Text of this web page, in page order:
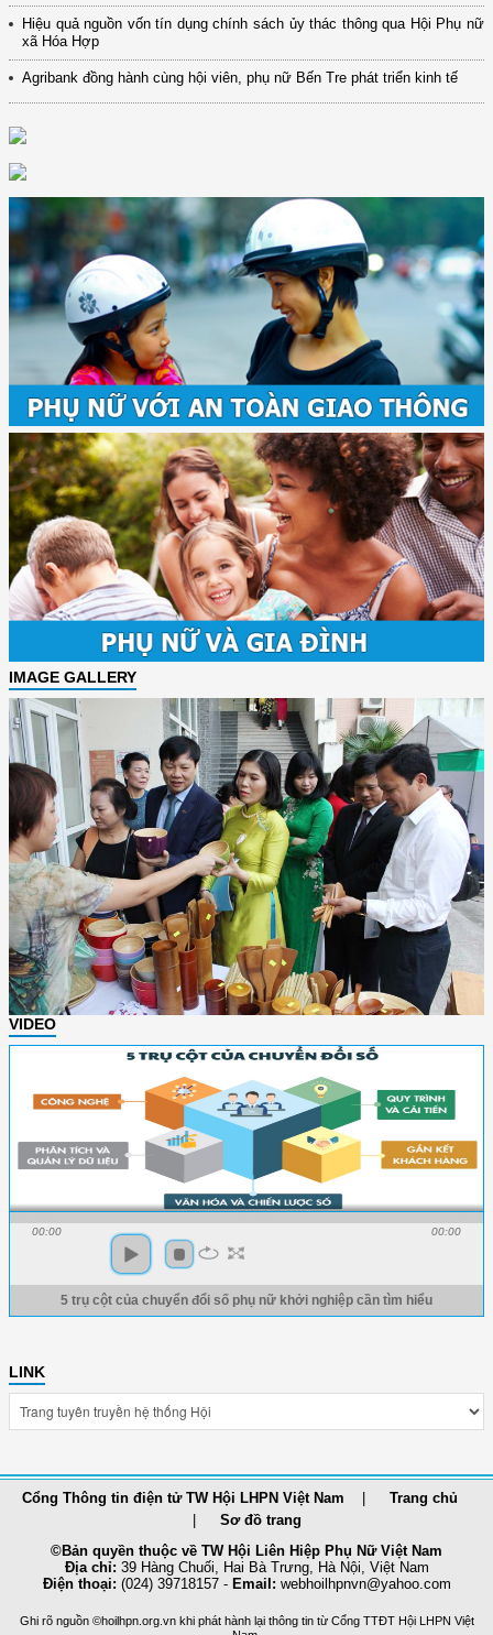
Hiệu quả nguồn vốn tín dụng chính sách ủy thác thông qua Hội Phụ nữ
xã Hóa Hợp
Agribank đồng hành cùng hội viên, phụ nữ Bến Tre phát triển kinh tế
IMAGE GALLERY
VIDEO
00:00 00:00
5 trụ cột của chuyển đổi số phụ nữ khởi nghiệp cần tìm hiểu
LINK
Cổng Thông tin điện tử TW Hội LHPN Việt Nam
Trang chủ
Sơ đồ trang
©Bản quyền thuộc về TW Hội Liên Hiệp Phụ Nữ Việt Nam
Địa chỉ: 39 Hàng Chuối, Hai Bà Trưng, Hà Nội, Việt Nam
Điện thoại: (024) 39718157 - Email: webhoilhpnvn@yahoo.com
Ghi rõ nguồn ©hoilhpn.org.vn khi phát hành lại thông tin từ Cổng TTÐT Hội LHPN Việt